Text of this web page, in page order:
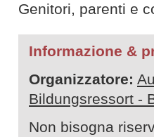
Genitori, parenti e
Informazione &
Organizzatore:
Bildungsressort -
Non bisogna